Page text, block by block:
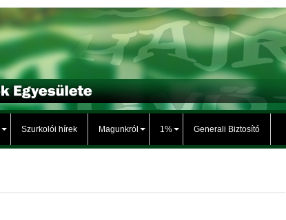
Szurkolói hírek Magunkról 1% Generali Biztosító